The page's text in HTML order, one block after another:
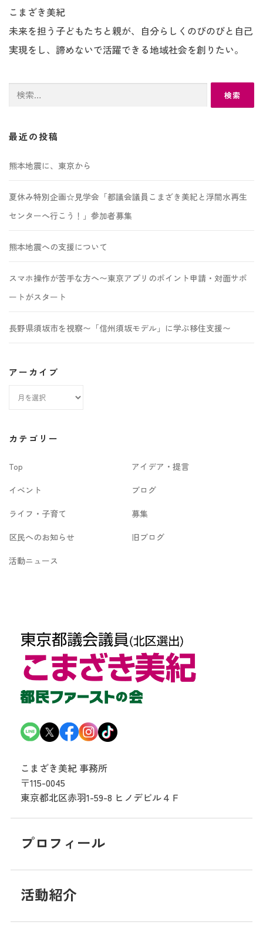
こまざき美紀
未来を担う子どもたちと親が、自分らしくのびのびと自己
実現をし、諦めないで活躍できる地域社会を創りたい。
検
最近の投稿
熊本地震に、東京から
夏休み特別企画☆見学会「都議会議員こまざき美紀と浮間水再生
センターへ行こう！」参加者募集
熊本地震への支援について
スマホ操作が苦手な方へ〜東京アプリのポイント申請・対面サポ
ートがスタート
長野県須坂市を視察〜「信州須坂モデル」に学ぶ移住支援〜
アーカイブ
カ
ブ
カテゴリー
Top
アイデア・提言
イベント
ブログ
ライフ・子育て
募集
区民へのお知らせ
旧ブログ
活動ニュース
こまざき美紀 事務所
〒115-0045
東京都北区赤羽1-59-8 ヒノデビル４Ｆ
プロフィール
活動紹介